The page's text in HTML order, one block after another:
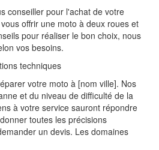
conseiller pour l'achat de votre
offrir une moto à deux roues et
pour réaliser le bon choix, nous
vos besoins.
techniques
votre moto à [nom ville]. Nos
et du niveau de difficulté de la
à votre service sauront répondre
toutes les précisions
un devis. Les domaines